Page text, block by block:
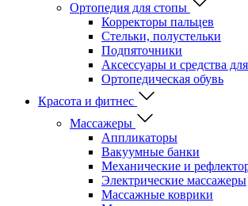
Ортопедия для стопы
Корректоры пальцев
Стельки, полустельки
Подпяточники
Аксессуары и средства
Ортопедическая обувь
Красота и фитнес
Массажеры
Аппликаторы
Вакуумные банки
Механические и
Электрические массажеры
Массажные коврики